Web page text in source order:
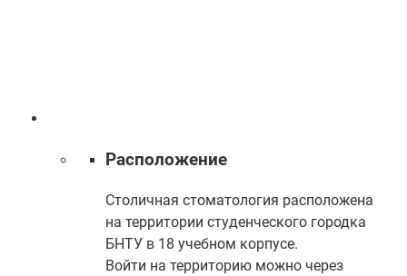
Расположение
Столичная стоматология расположена
на территории студенческого городка
БНТУ в 18 учебном корпусе.
Войти на территорию можно через